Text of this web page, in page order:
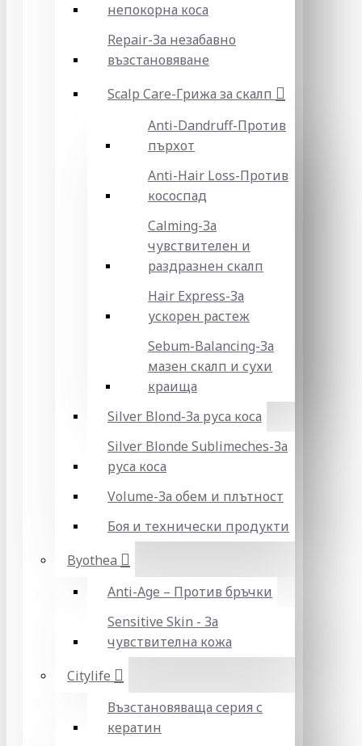
непокорна коса
Repair-За незабавно
възстановяване
Scalp Care-Грижа за скалп
Anti-Dandruff-Против
пърхот
Anti-Hair Loss-Против
кососпад
Calming-За
чувствителен и
раздразнен скалп
Hair Express-За
ускорен растеж
Sebum-Balancing-За
мазен скалп и сухи
краища
Silver Blond-За руса коса
Silver Blonde Sublіmeches-За
руса коса
Volume-За обем и плътност
Боя и технически продукти
Byothea
Anti-Age – Против бръчки
Sensitive Skin - За
чувствителна кожа
Citylife
Възстановяваща серия с
кератин